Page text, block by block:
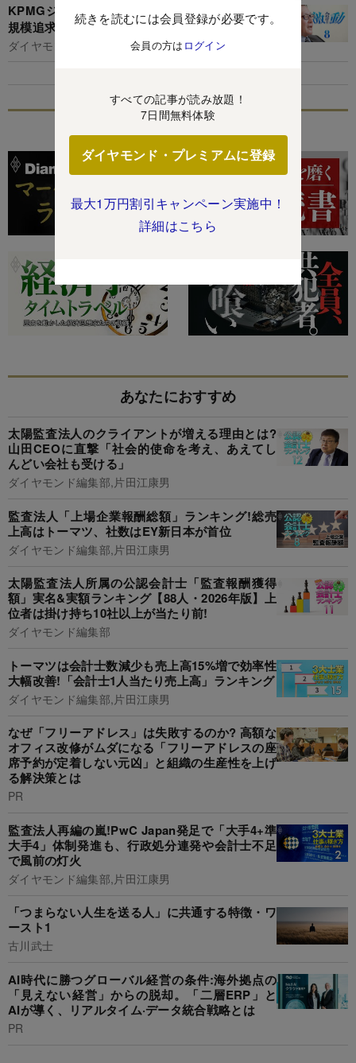
続きを読むには会員登録が必要です。
会員の方は ログイン
すべての記事が読み放題！
7日間無料体験
ダイヤモンド・プレミアムに登録
最大1万円割引キャンペーン実施中！
詳細はこちら
KPMGジャパントップが明かす、非監査領域の
規模追求は「禁じ手」の理由
ダイヤモンド編集部,重石岳史
特集
あなたにおすすめ
太陽監査法人のクライアントが増える理由とは?
山田CEOに直撃「社会的使命を考え、あえてし
んどい会社も受ける」
ダイヤモンド編集部,片田江康男
監査法人「上場企業報酬総額」ランキング!総売
上高はトーマツ、社数はEY新日本が首位
ダイヤモンド編集部,片田江康男
太陽監査法人所属の公認会計士「監査報酬獲得
額」実名&実額ランキング【88人・2026年版】上
位者は掛け持ち10社以上が当たり前!
ダイヤモンド編集部
トーマツは会計士数減少も売上高15%増で効率性
大幅改善!「会計士1人当たり売上高」ランキング
ダイヤモンド編集部,片田江康男
なぜ「フリーアドレス」は失敗するのか? 高額な
オフィス改修がムダになる「フリーアドレスの座
席予約が定着しない元凶」と組織の生産性を上げ
る解決策とは
PR
監査法人再編の嵐!PwC Japan発足で「大手4+準
大手4」体制発進も、行政処分連発や会計士不足
で風前の灯火
ダイヤモンド編集部,片田江康男
「つまらない人生を送る人」に共通する特徴・ワ
ースト1
古川武士
AI時代に勝つグローバル経営の条件:海外拠点の
「見えない経営」からの脱却。「二層ERP」と
AIが導く、リアルタイム·データ統合戦略とは
PR